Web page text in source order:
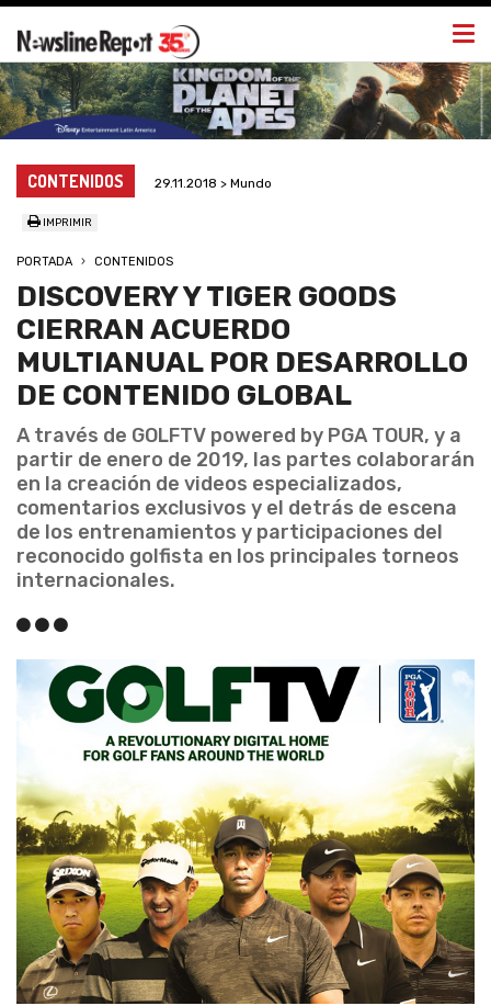
CONTENIDOS 29.11.2018 > Mundo
IMPRIMIR
PORTADA CONTENIDOS
DISCOVERY Y TIGER GOODS
CIERRAN ACUERDO
MULTIANUAL POR DESARROLLO
DE CONTENIDO GLOBAL
A través de GOLFTV powered by PGA TOUR, y a
partir de enero de 2019, las partes colaborarán
en la creación de videos especializados,
comentarios exclusivos y el detrás de escena
de los entrenamientos y participaciones del
reconocido golfista en los principales torneos
internacionales.